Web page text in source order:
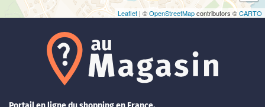
Leaflet | ©OpenStreetMapcontributors ©CARTO